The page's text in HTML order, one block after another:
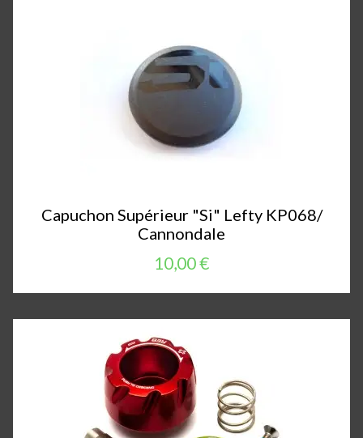
Capuchon Supérieur "Si" Lefty KP068/
Cannondale
10,00 €